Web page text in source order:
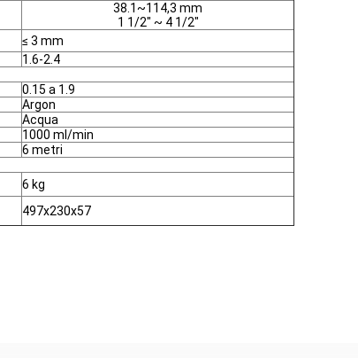
38.1~114,3 mm
1 1/2" ~ 4 1/2"
≤ 3 mm
1.6-2.4
0.15 a 1.9
Argon
Acqua
1000 ml/min
6 metri
6 kg
497x230x57